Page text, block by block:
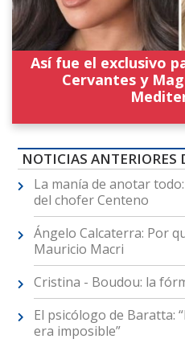
Así fue el exclusivo
Cervantes y
NOTICIAS ANTERIORES
La manía de anotar
del chofer Centeno
Ángelo Calcaterra: Por
Mauricio Macri
Cristina - Boudou: la
El psicólogo de Baratta:
era imposible”